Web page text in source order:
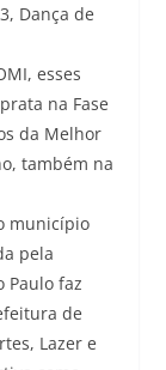
Dança de
esses
na Fase
da Melhor
também na
município
pela
Paulo faz
de
Lazer e